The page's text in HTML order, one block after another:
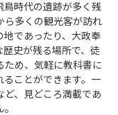
鳥時代の遺跡が多く残
ら多くの観光客が訪れ
地であったり、大政奉
史が残る場所で、徒
ため、気軽に教科書に
ることができます。一
ど、見どころ満載であ